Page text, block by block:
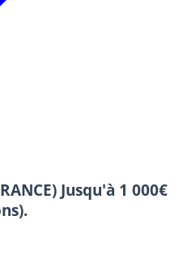
Jusqu'à 1 000€